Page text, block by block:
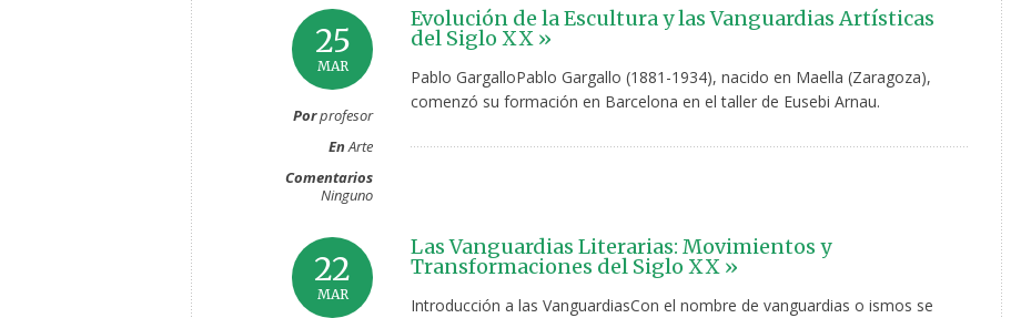
25
MAR
Porprofesor
EnArte
Comentarios
Ninguno
Evolución de la Escultura y las Vanguardias Artísticas
del Siglo XX »
Pablo GargalloPablo Gargallo (1881-1934), nacido en Maella (Zaragoza),
comenzó su formación en Barcelona en el taller de Eusebi Arnau.
22
MAR
Las Vanguardias Literarias: Movimientos y
Transformaciones del Siglo XX »
Introducción a las VanguardiasCon el nombre de vanguardias o ismos se